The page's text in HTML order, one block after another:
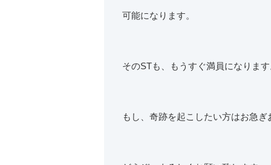
可能になります。
そのSTも、もうすぐ満員になります
もし、奇跡を起こしたい方はお急ぎ